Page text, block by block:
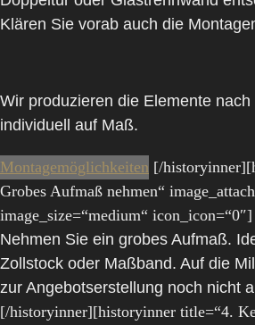
Klären Sie vorab auch die
Wir produzieren die Elemente nach
individuell auf Maß.
Montagemöglichkeiten [/
Grobes Aufmaß nehmen“
image_size=“medium“ icon_icon=“0″]
Nehmen Sie ein grobes Aufmaß.
Zollstock oder Maßband. Auf die
zur Angebotserstellung noch nicht
[/historyinner][historyinner title=“4.